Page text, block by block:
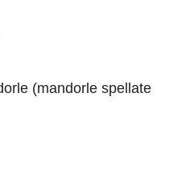
(mandorle spellate